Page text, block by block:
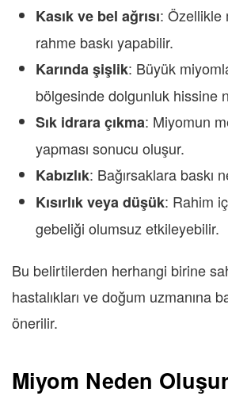
Kasık ve bel ağrısı: Özellikle
rahme baskı yapabilir.
Karında şişlik: Büyük
bölgesinde dolgunluk hissine
Sık idrara çıkma: Miyomun
yapması sonucu oluşur.
Kabızlık: Bağırsaklara baskı
Kısırlık veya düşük: Rahim
gebeliği olumsuz etkileyebilir.
Bu belirtilerden herhangi birine
hastalıkları ve doğum uzmanına
önerilir.
Miyom Neden